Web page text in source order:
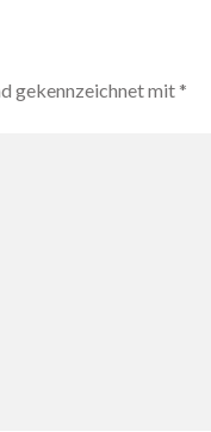
gekennzeichnet mit*